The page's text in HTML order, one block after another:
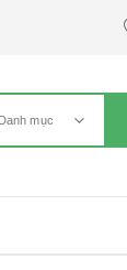
Danh mục